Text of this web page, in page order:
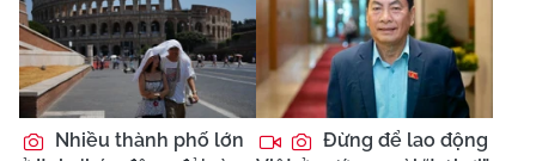
Nhiều thành phố lớn
Đừng để lao động